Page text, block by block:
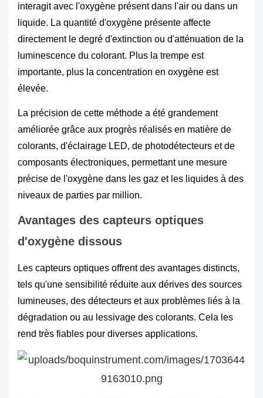
interagit avec l'oxygène présent dans l'air ou dans un
liquide. La quantité d'oxygène présente affecte
directement le degré d'extinction ou d'atténuation de la
luminescence du colorant. Plus la trempe est
importante, plus la concentration en oxygène est
élevée.
La précision de cette méthode a été grandement
améliorée grâce aux progrès réalisés en matière de
colorants, d'éclairage LED, de photodétecteurs et de
composants électroniques, permettant une mesure
précise de l'oxygène dans les gaz et les liquides à des
niveaux de parties par million.
Avantages des capteurs optiques
d'oxygène dissous
Les capteurs optiques offrent des avantages distincts,
tels qu'une sensibilité réduite aux dérives des sources
lumineuses, des détecteurs et aux problèmes liés à la
dégradation ou au lessivage des colorants. Cela les
rend très fiables pour diverses applications.